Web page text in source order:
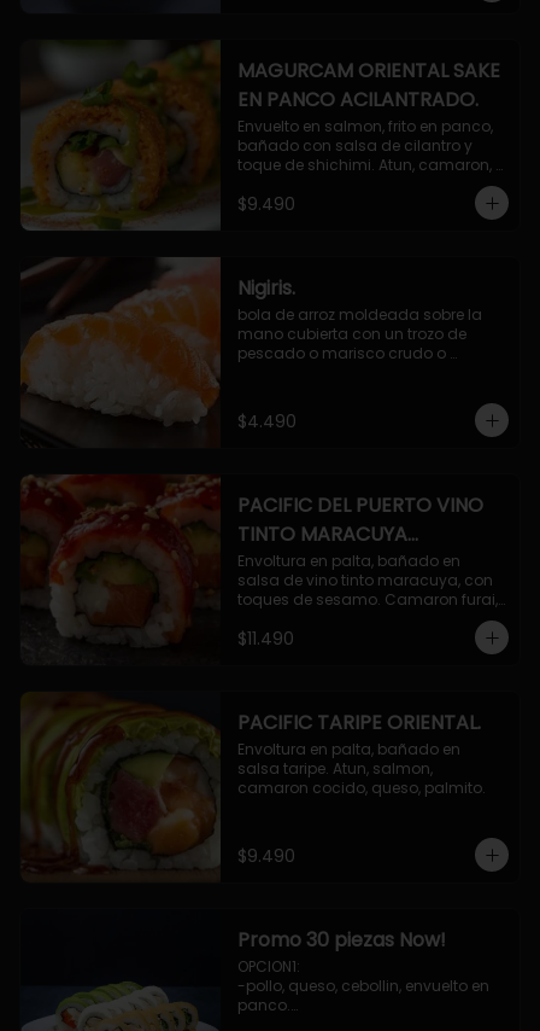
MAGURCAM ORIENTAL SAKE
EN PANCO ACILANTRADO.
Envuelto en salmon, frito en panco,
bañado con salsa de cilantro y
toque de shichimi. Atun, camaron,
$9.490
Nigiris.
bola de arroz moldeada sobre la
mano cubierta con un trozo de
pescado o marisco crudo o
$4.490
PACIFIC DEL PUERTO VINO
TINTO MARACUYA
ORIENTAL.
Envoltura en palta, bañado en
salsa de vino tinto maracuya, con
toques de sesamo. Camaron furai,
$11.490
PACIFIC TARIPE ORIENTAL.
Envoltura en palta, bañado en
salsa taripe. Atun, salmon,
camaron cocido, queso, palmito.
$9.490
Promo 30 piezas Now!
OPCION1:
-pollo, queso, cebollin, envuelto en
panco.